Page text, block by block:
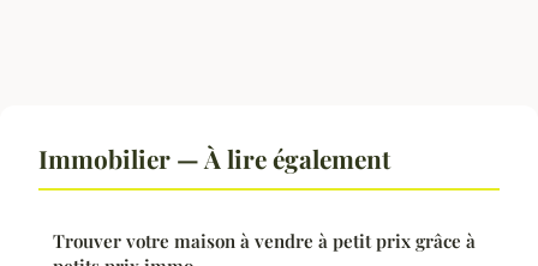
Immobilier — À lire également
Trouver votre maison à vendre à petit prix grâce à